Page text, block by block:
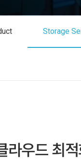
Storage
라우드 최